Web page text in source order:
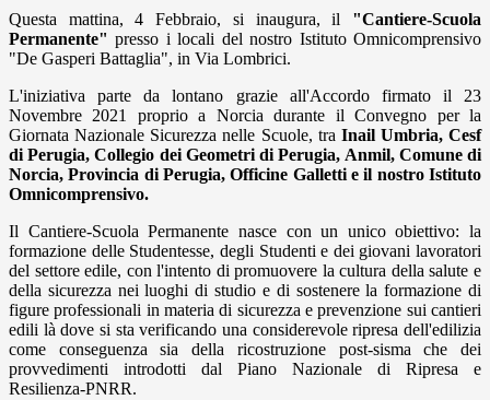
Questa mattina, 4 Febbraio, si inaugura, il "Cantiere-Scuola
Permanente" presso i locali del nostro Istituto Omnicomprensivo
"De Gasperi Battaglia", in Via Lombrici.
L'iniziativa parte da lontano grazie all'Accordo firmato il 23
Novembre 2021 proprioa Norcia durante il Convegno per la
Giornata Nazionale Sicurezza nelle Scuole, tra Inail Umbria, Cesf
di Perugia, Collegio dei Geometri di Perugia, Anmil, Comune di
Norcia, Provincia di Perugia, Officine Galletti e il nostro Istituto
Omnicomprensivo.
Il Cantiere-Scuola Permanente nasce con un unico obiettivo: la
formazione delle Studentesse, degli Studenti e dei giovani lavoratori
del settore edile, con l'intento di promuovere la cultura della salute e
della sicurezza nei luoghi di studio e di sostenere la formazione di
figure professionali in materia di sicurezza e prevenzione sui cantieri
edili là dove si sta verificando una considerevole ripresa dell'edilizia
come conseguenza sia della ricostruzione post-sisma che dei
provvedimenti introdotti dal Piano Nazionale di Ripresa e
Resilienza-PNRR.